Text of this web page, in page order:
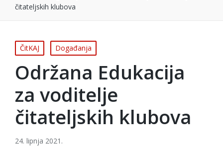
čitateljskih klubova
Posted
in
ČitKAJ Događanja
Održana Edukacija
za voditelje
čitateljskih klubova
24. lipnja 2021.